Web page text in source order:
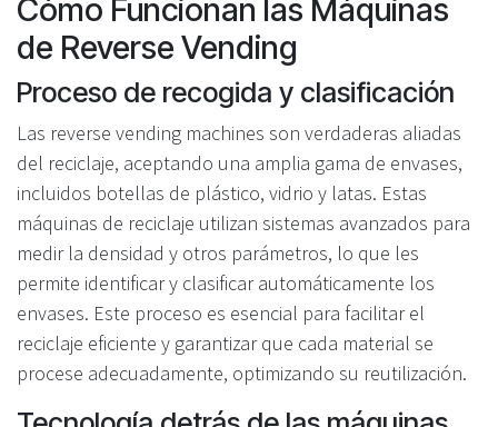
Cómo Funcionan las Máquinas
de Reverse Vending
Proceso de recogida y clasificación
Las reverse vending machines son verdaderas aliadas
del reciclaje, aceptando una amplia gama de envases,
incluidos botellas de plástico, vidrio y latas. Estas
máquinas de reciclaje utilizan sistemas avanzados para
medir la densidad y otros parámetros, lo que les
permite identificar y clasificar automáticamente los
envases. Este proceso es esencial para facilitar el
reciclaje eficiente y garantizar que cada material se
procese adecuadamente, optimizando su reutilización.